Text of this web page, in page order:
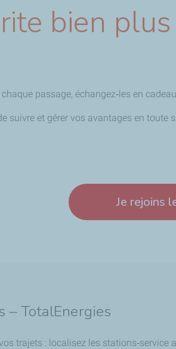
bien
passage, échangez‑les en
suivre et gérer vos avantages en toute
Je rejoins
– TotalEnergies
trajets : localisez les stations‑service